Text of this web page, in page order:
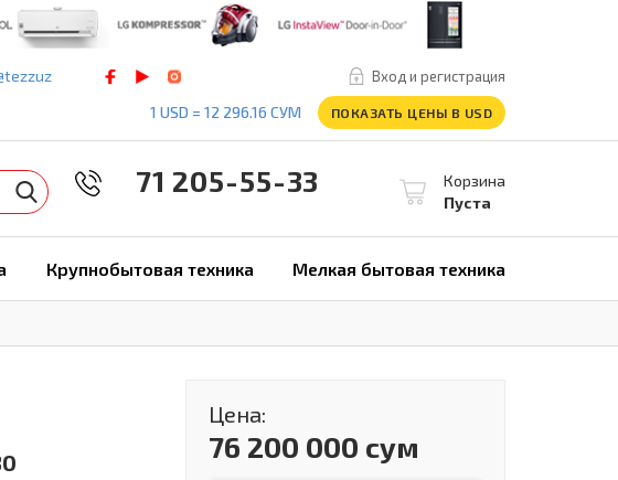
Вход и регистрация
1 USD = 12 296.16 СУМ
ПОКАЗАТЬ ЦЕНЫ В USD
Корзина
Пуста
71 205-55-33
Крупнобытовая техника Мелкая бытовая техника
Цена:
76 200 000 сум